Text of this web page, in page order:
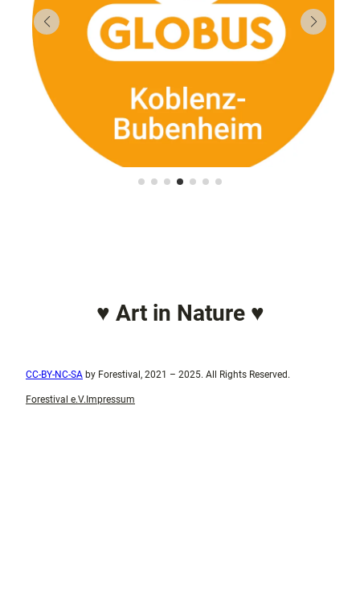
♥ Art in Nature ♥
CC-BY-NC-SA by Forestival, 2021 – 2025. All Rights Reserved.
Forestival e.V. Impressum